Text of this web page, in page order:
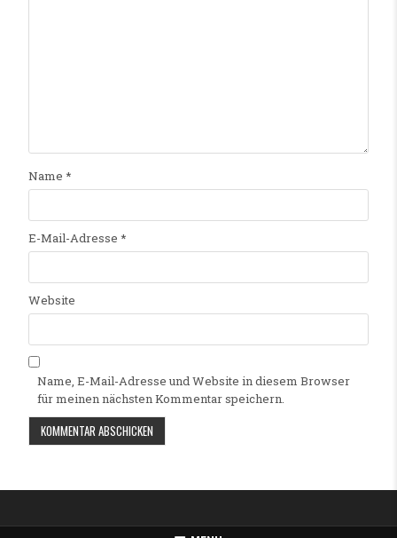
Name *
E-Mail-Adresse *
Website
Name, E-Mail-Adresse und Website in diesem Browser
für meinen nächsten Kommentar speichern.